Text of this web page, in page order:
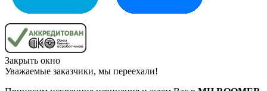
Закрыть окно
Уважаемые заказчики, мы переехали!